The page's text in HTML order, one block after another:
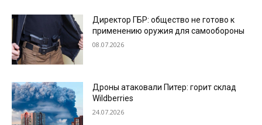
Директор ГБР: общество не готово к
применению оружия для самообороны
08.07.2026
Дроны атаковали Питер: горит склад
Wildberries
24.07.2026